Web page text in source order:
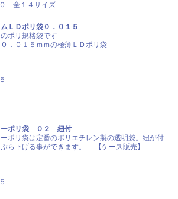
全１４サイズ
ＬＤポリ袋０．０１５
ポリ規格袋です
．０１５ｍｍの極薄ＬＤポリ袋
ーポリ袋 ０２ 紐付
ポリ袋は定番のポリエチレン製の透明袋。紐が付
ら下げる事ができます。 【ケース販売】